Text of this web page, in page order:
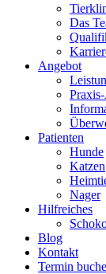
Das
Angebot
Patienten
Hunde
Katzen
Nager
Hilfreiches
Blog
Kontakt
Termin